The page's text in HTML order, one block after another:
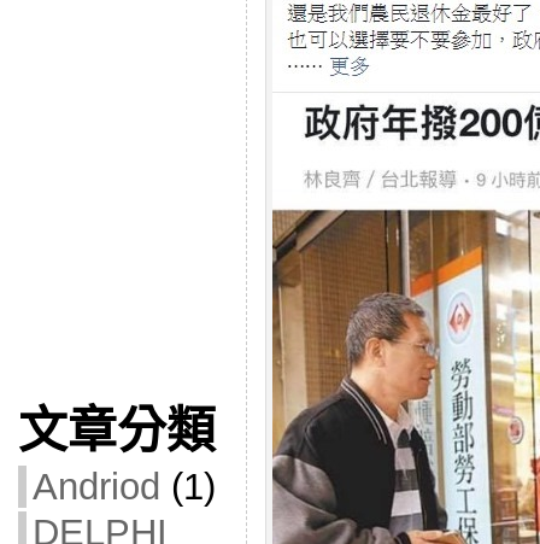
文章分類
Andriod (1)
DELPHI